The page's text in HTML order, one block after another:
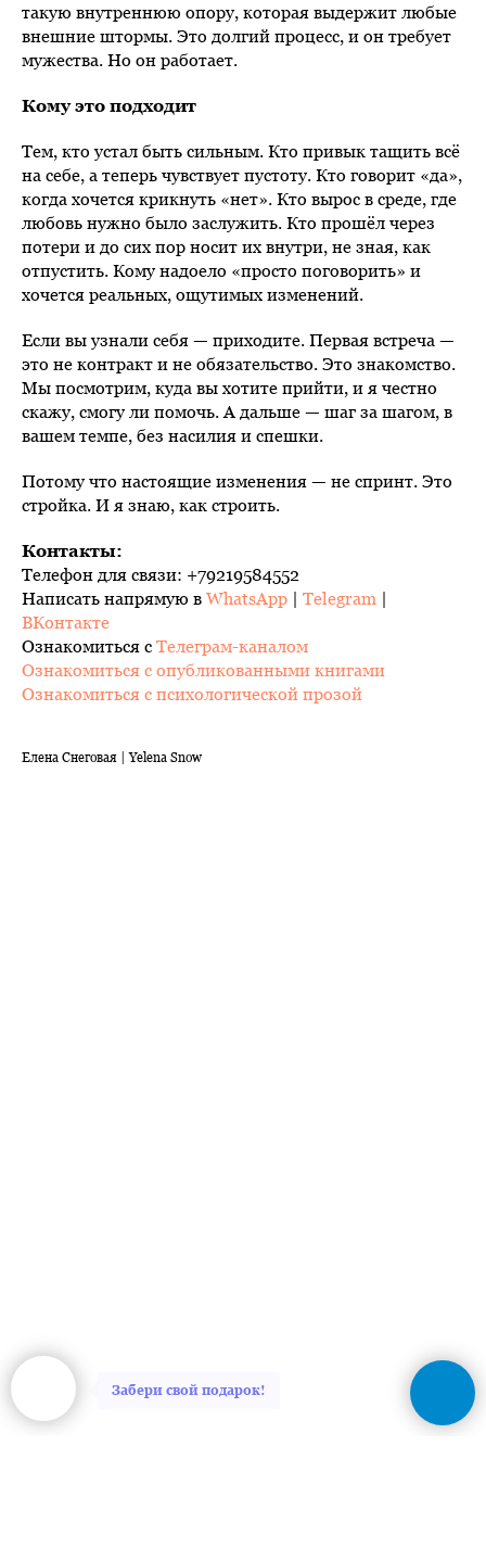
Забери свой подарок!
такую внутреннюю опору, которая выдержит любые
внешние штормы. Это долгий процесс, и он требует
мужества. Но он работает.
Кому это подходит
Тем, кто устал быть сильным. Кто привык тащить всё
на себе, а теперь чувствует пустоту. Кто говорит «да»,
когда хочется крикнуть «нет». Кто вырос в среде, где
любовь нужно было заслужить. Кто прошёл через
потери и до сих пор носит их внутри, не зная, как
отпустить. Кому надоело «просто поговорить» и
хочется реальных, ощутимых изменений.
Если вы узнали себя — приходите. Первая встреча —
это не контракт и не обязательство. Это знакомство.
Мы посмотрим, куда вы хотите прийти, и я честно
скажу, смогу ли помочь. А дальше — шаг за шагом, в
вашем темпе, без насилия и спешки.
Потому что настоящие изменения — не спринт. Это
стройка. И я знаю, как строить.
Контакты:
Телефон для связи: +79219584552
Написать напрямую в WhatsApp | Telegram |
ВКонтакте
Ознакомиться с Телеграм-каналом
Ознакомиться с опубликованными книгами
Ознакомиться с психологической прозой
Елена Снеговая | Yelena Snow